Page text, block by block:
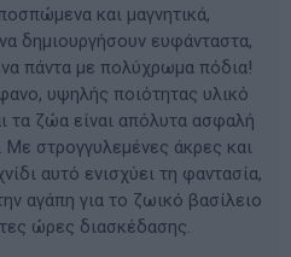
και μαγνητικά,
δημιουργήσουν ευφάνταστα,
πάντα με πολύχρωμα πόδια!
υψηλής ποιότητας υλικό
τα ζώα είναι απόλυτα ασφαλή
Με στρογγυλεμένες άκρες και
αυτό ενισχύει τη φαντασία,
αγάπη για το ζωικό βασίλειο
ώρες διασκέδασης.